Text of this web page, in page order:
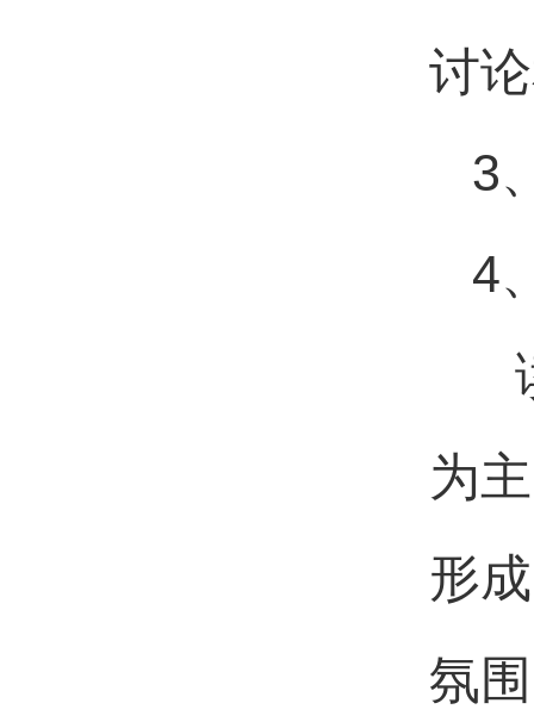
讨
3
4
读
为
形
氛